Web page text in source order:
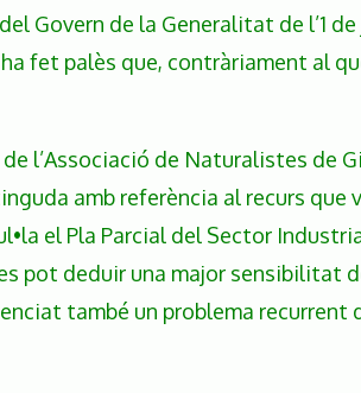
Govern de la Generalitat de l’1
fet palès que, contràriament al
l’Associació de Naturalistes de
amb referència al recurs
el Pla Parcial del Sector
pot deduir una major
també un problema